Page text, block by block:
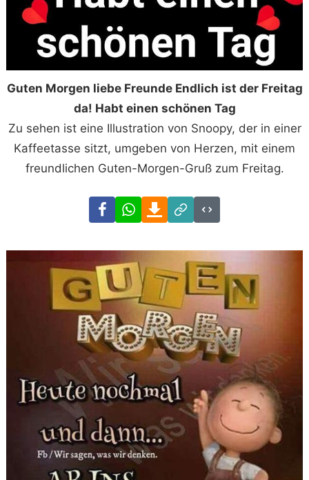
Guten Morgen liebe Freunde Endlich ist der Freitag
da! Habt einen schönen Tag
Zu sehen ist eine Illustration von Snoopy, der in einer
Kaffeetasse sitzt, umgeben von Herzen, mit einem
freundlichen Guten-Morgen-Gruß zum Freitag.
FacebookWhatsAppDownload
Link
Code